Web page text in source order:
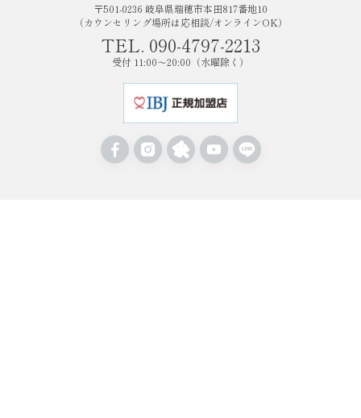
〒501-0236 岐阜県瑞穂市本田817番地10
（カウンセリング場所は応相談/オンラインOK）
TEL. 090-4797-2213
受付 11:00〜20:00（水曜除く）